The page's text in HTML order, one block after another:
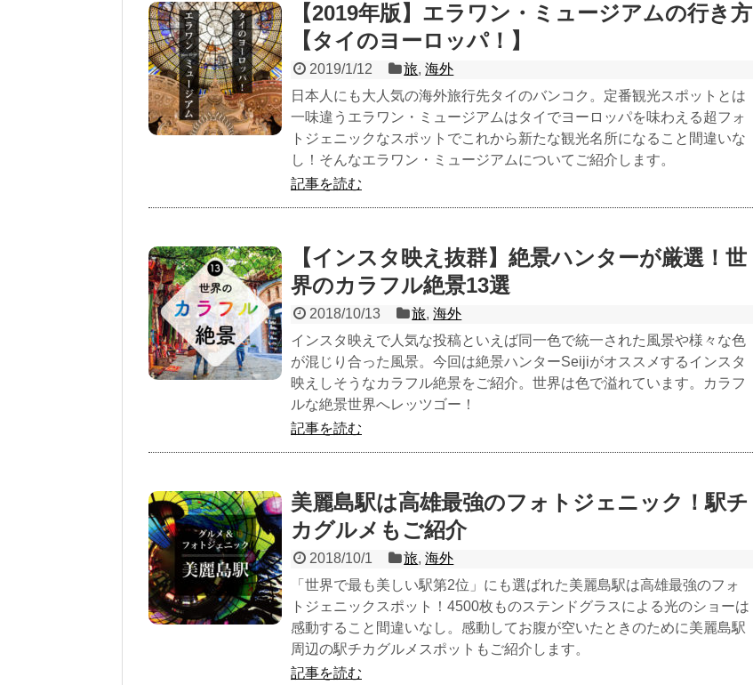
【2019年版】エラワン・ミュージアムの行き方
【タイのヨーロッパ！】
2019/1/12 旅,海外
日本人にも大人気の海外旅行先タイのバンコク。定番観光スポットとは
一味違うエラワン・ミュージアムはタイでヨーロッパを味わえる超フォ
トジェニックなスポットでこれから新たな観光名所になること間違いな
し！そんなエラワン・ミュージアムについてご紹介します。
記事を読む
【インスタ映え抜群】絶景ハンターが厳選！世
界のカラフル絶景13選
2018/10/13 旅,海外
インスタ映えで人気な投稿といえば同一色で統一された風景や様々な色
が混じり合った風景。今回は絶景ハンターSeijiがオススメするインスタ
映えしそうなカラフル絶景をご紹介。世界は色で溢れています。カラフ
ルな絶景世界へレッツゴー！
記事を読む
美麗島駅は高雄最強のフォトジェニック！駅チ
カグルメもご紹介
2018/10/1 旅,海外
「世界で最も美しい駅第2位」にも選ばれた美麗島駅は高雄最強のフォ
トジェニックスポット！4500枚ものステンドグラスによる光のショーは
感動すること間違いなし。感動してお腹が空いたときのために美麗島駅
周辺の駅チカグルメスポットもご紹介します。
記事を読む